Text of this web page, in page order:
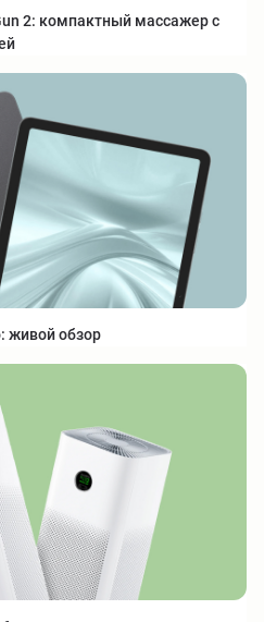
2: компактный массажер с
живой обзор